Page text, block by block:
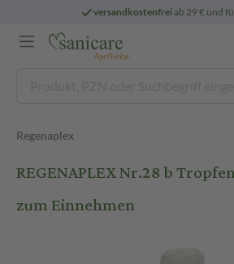
versandkostenfreiab 29 € und
Regenaplex
REGENAPLEX Nr.28 b
zum Einnehmen